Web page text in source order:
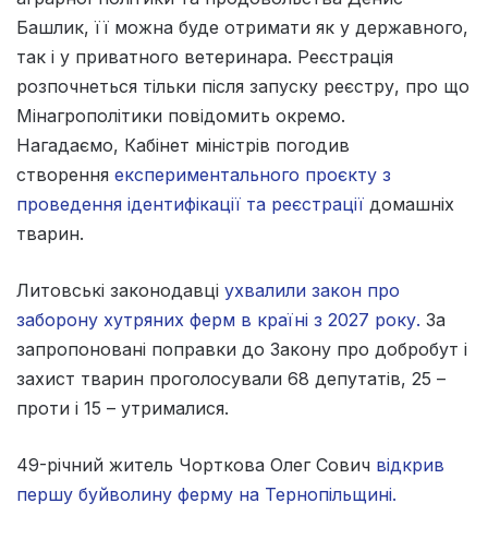
Башлик, її можна буде отримати як у державного,
так і у приватного ветеринара. Реєстрація
розпочнеться тільки після запуску реєстру, про що
Мінагрополітики повідомить окремо.
Нагадаємо, Кабінет міністрів погодив
створення експериментального проєкту з
проведення ідентифікації та реєстрації домашніх
тварин.
Литовські законодавці ухвалили закон про
заборону хутряних ферм в країні з 2027 року. За
запропоновані поправки до Закону про добробут і
захист тварин проголосували 68 депутатів, 25 –
проти і 15 – утрималися.
49-річний житель Чорткова Олег Сович відкрив
першу буйволину ферму на Тернопільщині.